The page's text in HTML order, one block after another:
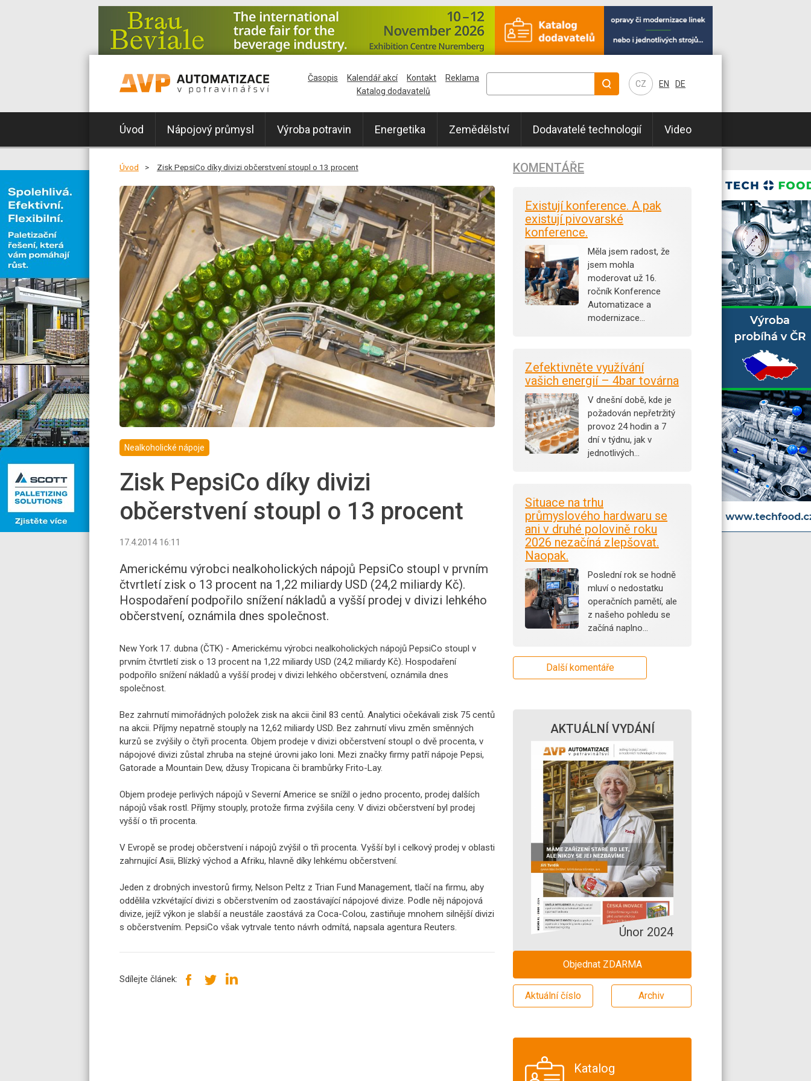
CZ EN DE
Úvod Nápojový průmysl Výroba potravin Energetika Zemědělství Dodavatelé technologií Video
Časopis Kalendář akcí Kontakt
Reklama
Katalog dodavatelů
Úvod Zisk PepsiCo díky divizi občerstvení stoupl o 13 procent
Nealkoholické nápoje
Zisk PepsiCo díky divizi
občerstvení stoupl o 13 procent
17.4.2014 16:11
Americkému výrobci nealkoholických nápojů PepsiCo stoupl v prvním
čtvrtletí zisk o 13 procent na 1,22 miliardy USD (24,2 miliardy Kč).
Hospodaření podpořilo snížení nákladů a vyšší prodej v divizi lehkého
občerstvení, oznámila dnes společnost.
New York 17. dubna (ČTK) - Americkému výrobci nealkoholických nápojů PepsiCo stoupl v
prvním čtvrtletí zisk o 13 procent na 1,22 miliardy USD (24,2 miliardy Kč). Hospodaření
podpořilo snížení nákladů a vyšší prodej v divizi lehkého občerstvení, oznámila dnes
společnost.
Bez zahrnutí mimořádných položek zisk na akcii činil 83 centů. Analytici očekávali zisk 75 centů
na akcii. Příjmy nepatrně stouply na 12,62 miliardy USD. Bez zahrnutí vlivu změn směnných
kurzů se zvýšily o čtyři procenta. Objem prodeje v divizi občerstvení stoupl o dvě procenta, v
nápojové divizi zůstal zhruba na stejné úrovni jako loni. Mezi značky firmy patří nápoje Pepsi,
Gatorade a Mountain Dew, džusy Tropicana či brambůrky Frito-Lay.
Objem prodeje perlivých nápojů v Severní Americe se snížil o jedno procento, prodej dalších
nápojů však rostl. Příjmy stouply, protože firma zvýšila ceny. V divizi občerstvení byl prodej
vyšší o tři procenta.
V Evropě se prodej občerstvení i nápojů zvýšil o tři procenta. Vyšší byl i celkový prodej v oblasti
zahrnující Asii, Blízký východ a Afriku, hlavně díky lehkému občerstvení.
Jeden z drobných investorů firmy, Nelson Peltz z Trian Fund Management, tlačí na firmu, aby
oddělila vzkvétající divizi s občerstvením od zaostávající nápojové divize. Podle něj nápojová
divize, jejíž výkon je slabší a neustále zaostává za Coca-Colou, zastiňuje mnohem silnější divizi
s občerstvením. PepsiCo však vytrvale tento návrh odmítá, napsala agentura Reuters.
Sdílejte článek:
KOMENTÁŘE
Existují konference. A pak
existují pivovarské
konference.
Měla jsem radost, že
jsem mohla
moderovat už 16.
ročník Konference
Automatizace a
modernizace…
Zefektivněte využívání
vašich energií – 4bar továrna
V dnešní době, kde je
požadován nepřetržitý
provoz 24 hodin a 7
dní v týdnu, jak v
jednotlivých…
Situace na trhu
průmyslového hardwaru se
ani v druhé polovině roku
2026 nezačíná zlepšovat.
Naopak.
Poslední rok se hodně
mluví o nedostatku
operačních pamětí, ale
z našeho pohledu se
začíná naplno…
Další komentáře
AKTUÁLNÍ VYDÁNÍ
Únor 2024
Objednat ZDARMA
Aktuální číslo Archiv
Katalog